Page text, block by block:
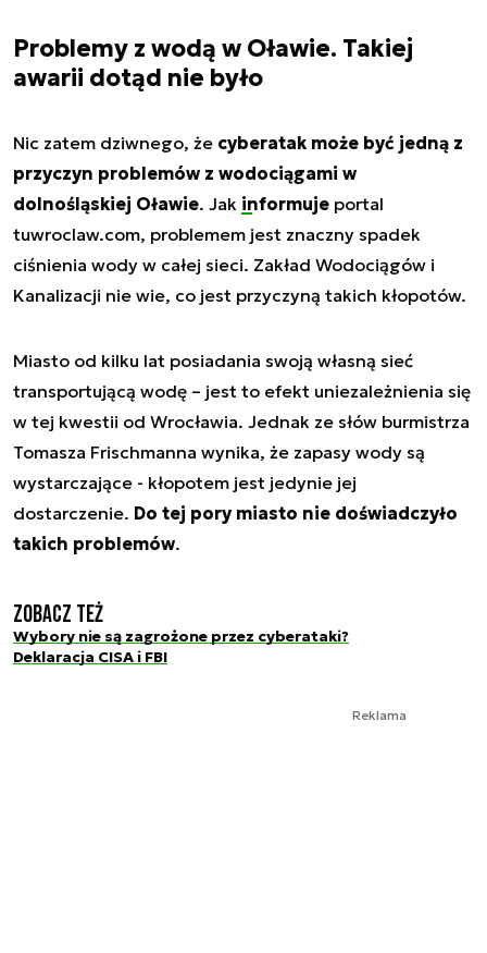
Problemy z wodą w Oławie. Takiej
awarii dotąd nie było
Nic zatem dziwnego, że cyberatak może być jedną z
przyczyn problemów z wodociągami w
dolnośląskiej Oławie. Jak informuje portal
tuwroclaw.com, problemem jest znaczny spadek
ciśnienia wody w całej sieci. Zakład Wodociągów i
Kanalizacji nie wie, co jest przyczyną takich kłopotów.
Miasto od kilku lat posiadania swoją własną sieć
transportującą wodę – jest to efekt uniezależnienia się
w tej kwestii od Wrocławia. Jednak ze słów burmistrza
Tomasza Frischmanna wynika, że zapasy wody są
wystarczające - kłopotem jest jedynie jej
dostarczenie. Do tej pory miasto nie doświadczyło
takich problemów.
Zobacz też
Wybory nie są zagrożone przez cyberataki?
Deklaracja CISA i FBI
Reklama